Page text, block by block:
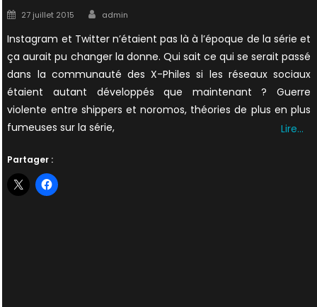
Posted
27 juillet 2015 Author
admin
Instagram et Twitter n’étaient pas là à l’époque de la série et
ça aurait pu changer la donne. Qui sait ce qui se serait passé
dans la communauté des X-Philes si les réseaux sociaux
étaient autant développés que maintenant ? Guerre
violente entre shippers et noromos, théories de plus en plus
fumeuses sur la série,
Lire…
Partager :